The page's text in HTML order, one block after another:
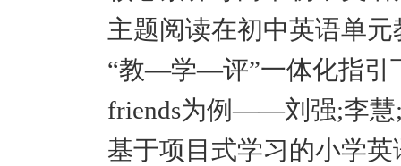
主题阅读在初中英语单
“教—学—评”一体化指引
friends为例——刘强;李慧
基于项目式学习的小学